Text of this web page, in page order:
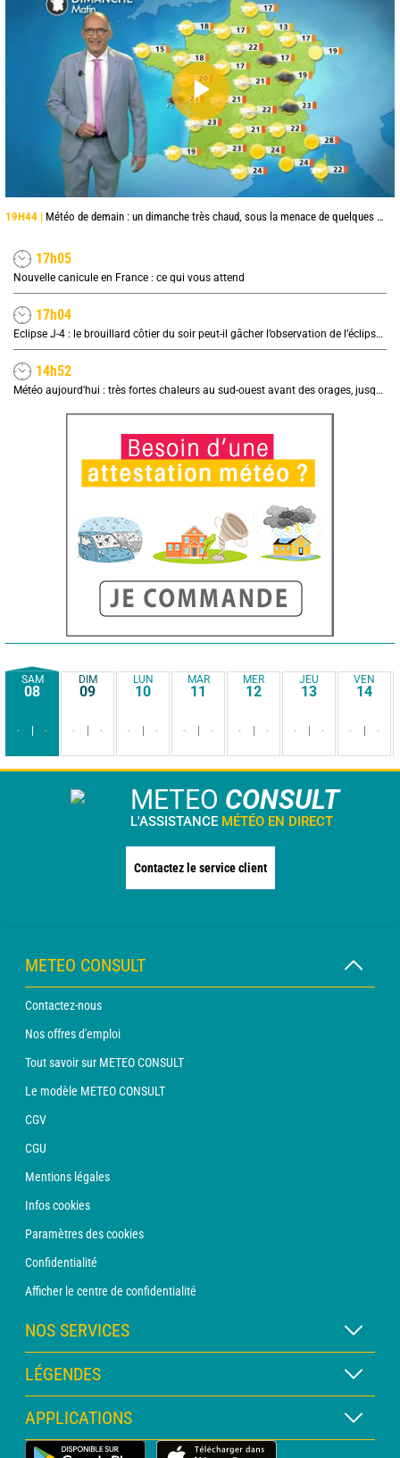
19H44 | Météo de demain : un dimanche très chaud, sous la menace de quelques orages
17h05
Nouvelle canicule en France : ce qui vous attend
17h04
Eclipse J-4 : le brouillard côtier du soir peut-il gâcher l’observation de l’éclipse à la plage ?
14h52
Météo aujourd'hui : très fortes chaleurs au sud-ouest avant des orages, jusqu'à 39°C
SAM
08
- -
DIM
09
- -
LUN
10
- -
MAR
11
- -
MER
12
- -
JEU
13
- -
VEN
14
- -
METEO CONSULT
L'ASSISTANCE MÉTÉO EN DIRECT
Contactez le service client
METEO CONSULT
Contactez-nous
Nos offres d'emploi
Tout savoir sur METEO CONSULT
Le modèle METEO CONSULT
CGV
CGU
Mentions légales
Infos cookies
Paramètres des cookies
Confidentialité
Afficher le centre de confidentialité
NOS SERVICES
Abonnement METEO Xpert
Abonnement METEO PRO
Consultation avec un prévisionniste
LÉGENDES
Légende des cartes
Légende des pictogrammes
APPLICATIONS